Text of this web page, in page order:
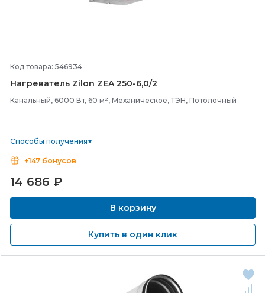
Код товара: 546934
Нагреватель Zilon ZEA 250-6,0/2
Канальный, 6000 Вт, 60 м², Механическое, ТЭН, Потолочный
Способы получения
+147 бонусов
14 686 ₽
В корзину
Купить в один клик